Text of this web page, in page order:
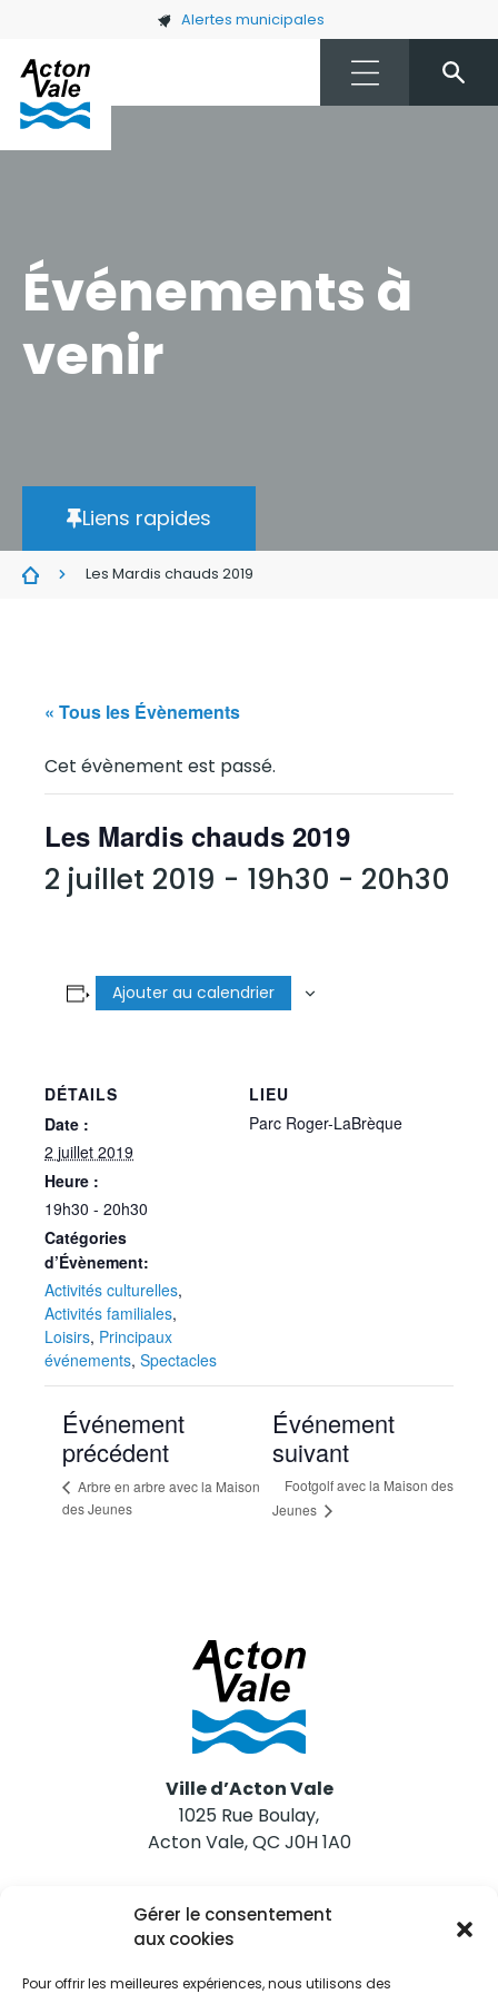
Gérer le consentement
aux cookies
Pour offrir les meilleures expériences, nous utilisons des
Skip to main content Alertes municipales
Événements à
venir
Liens rapides
Les Mardis chauds 2019
« Tous les Évènements
Cet évènement est passé.
Les Mardis chauds 2019
2 juillet 2019 - 19h30 - 20h30
Ajouter au calendrier
DÉTAILS
Date :
2 juillet 2019
Heure :
19h30 - 20h30
Catégories
d’Évènement:
Activités culturelles,
Activités familiales,
Loisirs, Principaux
événements, Spectacles
LIEU
Parc Roger-LaBrèque
Événement
précédent
Arbre en arbre avec la Maison
des Jeunes
Événement
suivant
Footgolf avec la Maison des
Jeunes
Ville d’Acton Vale
1025 Rue Boulay,
Acton Vale, QC J0H 1A0
Nous joindre
Tél. 450 546-2703